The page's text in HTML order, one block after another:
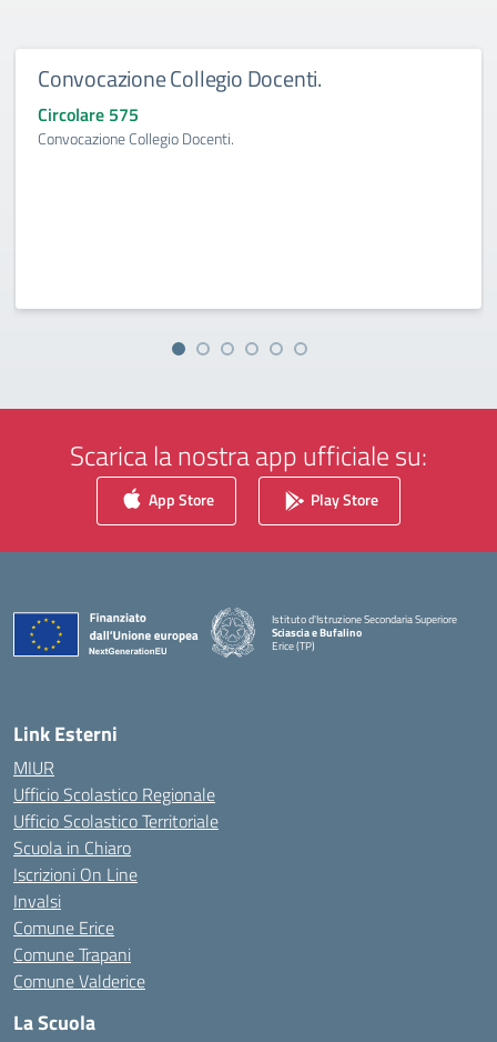
Convocazione Collegio Docenti.
Circolare 575
Convocazione Collegio Docenti.
Scarica la nostra app ufficiale su:
App Store Play Store
Istituto d'Istruzione Secondaria Superiore
Sciascia e Bufalino
Erice (TP)
Link Esterni
MIUR
Ufficio Scolastico Regionale
Ufficio Scolastico Territoriale
Scuola in Chiaro
Iscrizioni On Line
Invalsi
Comune Erice
Comune Trapani
Comune Valderice
La Scuola